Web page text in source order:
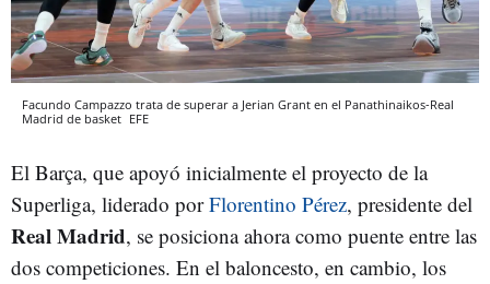
Facundo Campazzo trata de superar a Jerian Grant en el Panathinaikos-Real
Madrid de basket EFE
El Barça, que apoyó inicialmente el proyecto de la
Superliga, liderado porFlorentino Pérez, presidente del
Real Madrid, se posiciona ahora como puente entre las
dos competiciones. En el baloncesto, en cambio, los